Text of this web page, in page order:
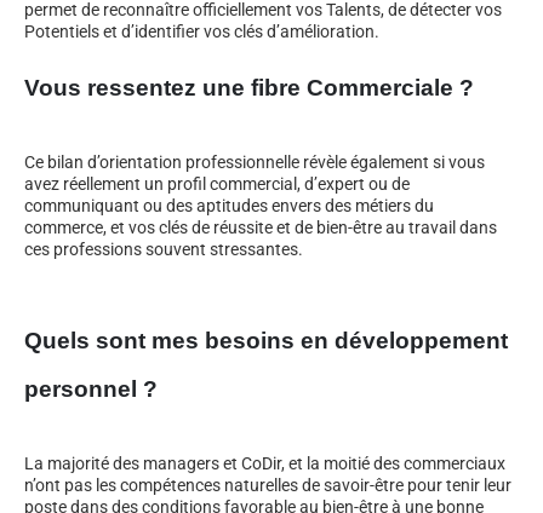
permet de reconnaître officiellement vos Talents, de détecter vos
Potentiels et d’identifier vos clés d’amélioration.
Vous ressentez une fibre Commerciale ?
Ce bilan d’orientation professionnelle révèle également si vous
avez réellement un profil commercial, d’expert ou de
communiquant ou des aptitudes envers des métiers du
commerce, et vos clés de réussite et de bien-être au travail dans
ces professions souvent stressantes.
Quels sont mes besoins en développement
personnel ?
La majorité des managers et CoDir, et la moitié des commerciaux
n’ont pas les compétences naturelles de savoir-être pour tenir leur
poste dans des conditions favorable au bien-être à une bonne